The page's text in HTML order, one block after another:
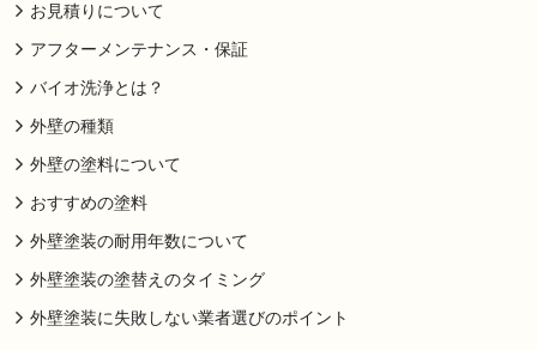
お見積りについて
アフターメンテナンス・保証
バイオ洗浄とは？
外壁の種類
外壁の塗料について
おすすめの塗料
外壁塗装の耐用年数について
外壁塗装の塗替えのタイミング
外壁塗装に失敗しない業者選びのポイント